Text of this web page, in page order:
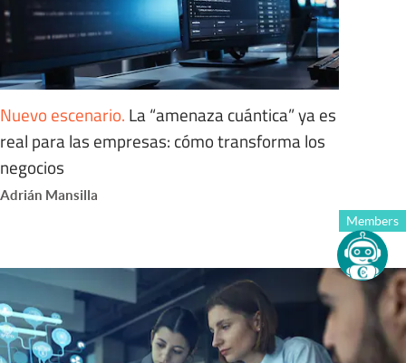
Nuevo escenario. La “amenaza cuántica” ya es
real para las empresas: cómo transforma los
negocios
Adrián Mansilla
Members